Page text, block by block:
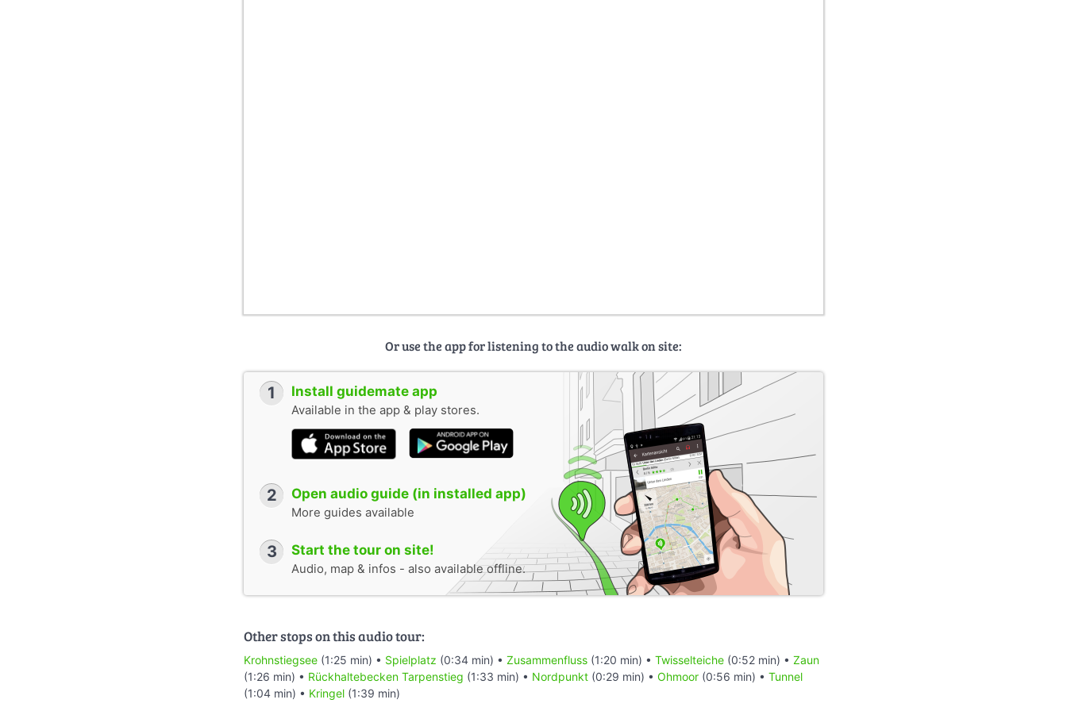
Or use the app for listening to the audio walk on site:
1 Install guidemate app
Available in the app & play stores.
2 Open audio guide (in installed app)
More guides available
3 Start the tour on site!
Audio, map & infos - also available offline.
Other stops on this audio tour:
Krohnstiegsee (1:25 min) • Spielplatz (0:34 min) • Zusammenfluss (1:20 min) • Twisselteiche (0:52 min) • Zaun
(1:26 min) • Rückhaltebecken Tarpenstieg (1:33 min) • Nordpunkt (0:29 min) • Ohmoor (0:56 min) • Tunnel
(1:04 min) • Kringel (1:39 min)